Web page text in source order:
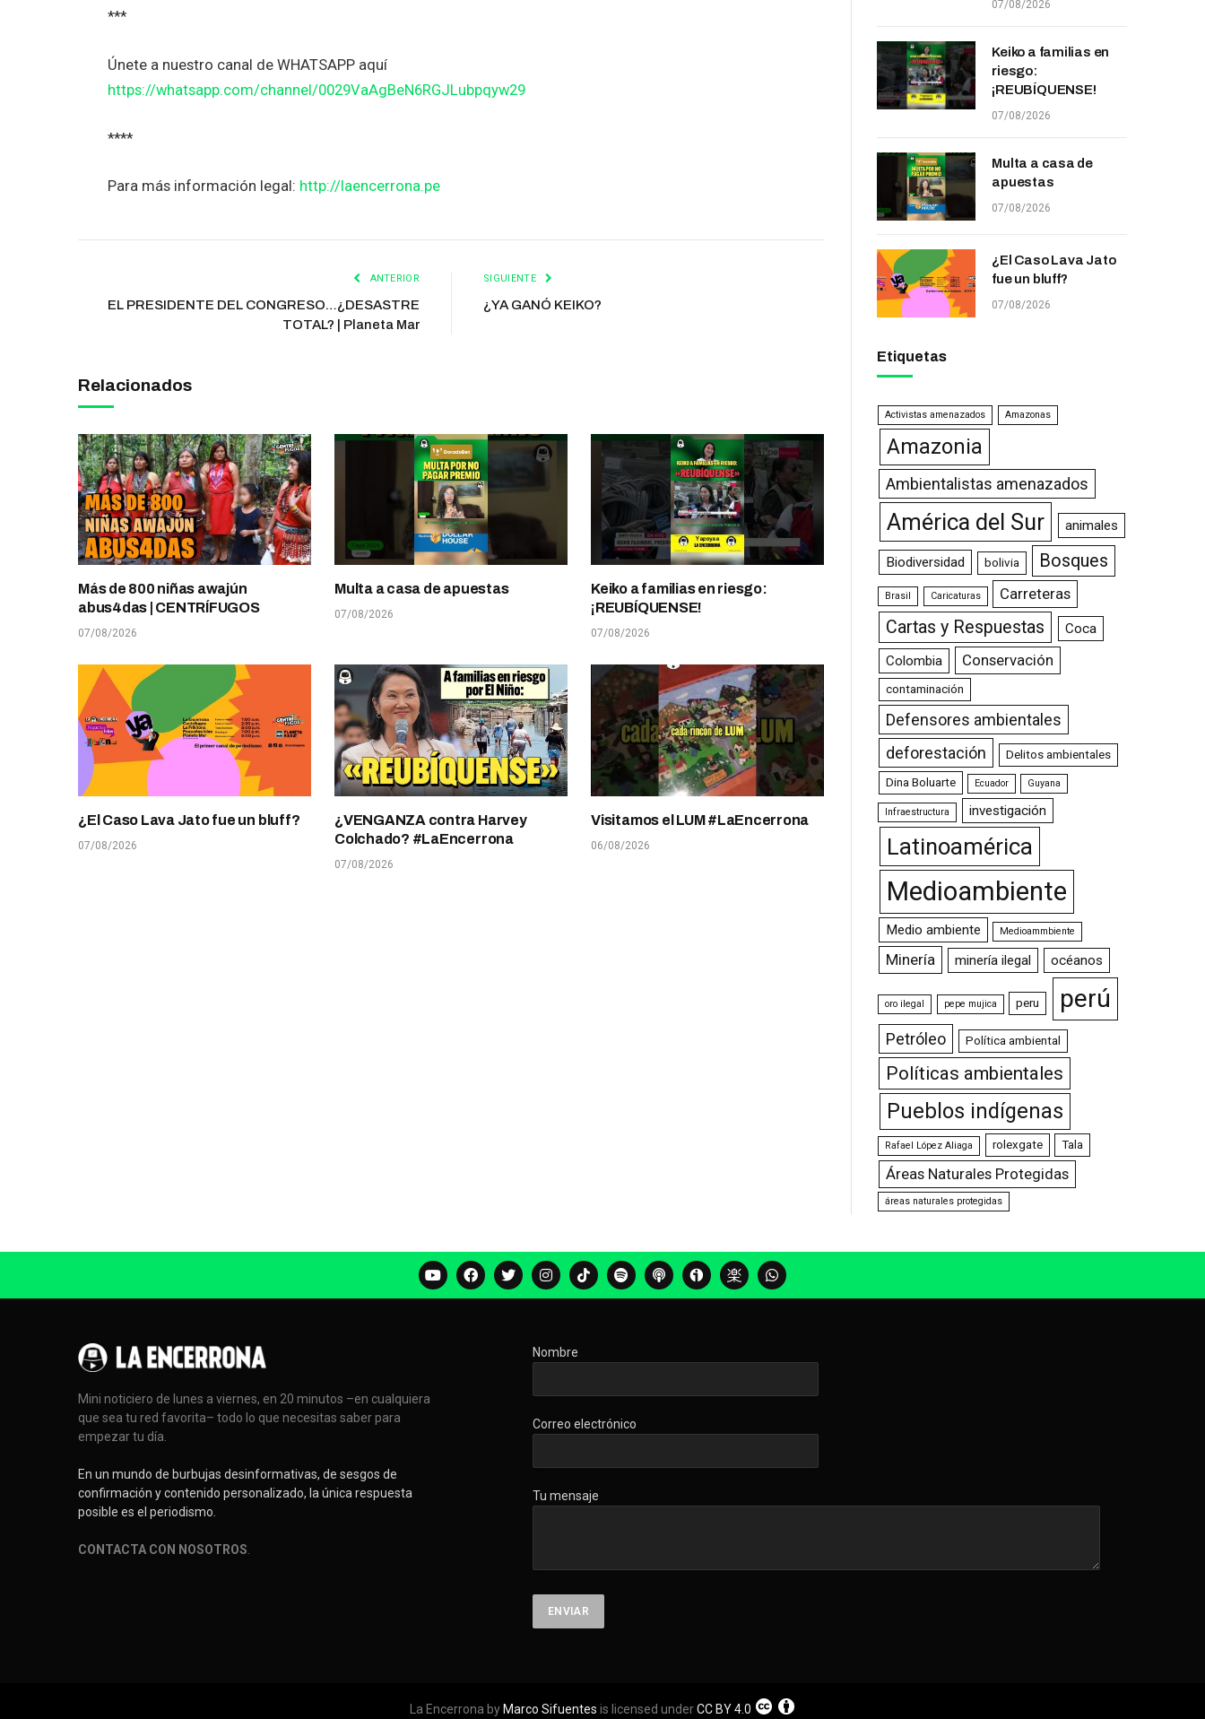
***
Únete a nuestro canal de WHATSAPP aquí
https://whatsapp.com/channel/0029VaAgBeN6RGJLubpqyw29
****
Para más información legal: http://laencerrona.pe
ANTERIOR
EL PRESIDENTE DEL CONGRESO…¿DESASTRE
TOTAL? | Planeta Mar
SIGUIENTE
¿YA GANÓ KEIKO?
Relacionados
Más de 800 niñas awajún
abus4das | CENTRÍFUGOS
07/08/2026
Multa a casa de apuestas
07/08/2026
Keiko a familias en riesgo:
¡REUBÍQUENSE!
07/08/2026
¿El Caso Lava Jato fue un bluff?
07/08/2026
¿VENGANZA contra Harvey
Colchado? #LaEncerrona
07/08/2026
Visitamos el LUM #LaEncerrona
06/08/2026
07/08/2026
Keiko a familias en
riesgo:
¡REUBÍQUENSE!
07/08/2026
Multa a casa de
apuestas
07/08/2026
¿El Caso Lava Jato
fue un bluff?
07/08/2026
Etiquetas
Activistas amenazados Amazonas
Amazonia
Ambientalistas amenazados
América del Sur animales
Biodiversidad bolivia Bosques
Brasil Caricaturas Carreteras
Cartas y Respuestas
Coca
Colombia
Conservación
contaminación
Defensores ambientales
deforestación
Delitos ambientales
Dina Boluarte Ecuador Guyana
Infraestructura investigación
Latinoamérica
Medioambiente
Medio ambiente Medioammbiente
Minería minería ilegal océanos
oro ilegal pepe mujica peru perú
Petróleo Política ambiental
Políticas ambientales
Pueblos indígenas
Rafael López Aliaga rolexgate Tala
Áreas Naturales Protegidas
áreas naturales protegidas
Mini noticiero de lunes a viernes, en 20 minutos –en cualquiera
que sea tu red favorita– todo lo que necesitas saber para
empezar tu día.
En un mundo de burbujas desinformativas, de sesgos de
confirmación y contenido personalizado, la única respuesta
posible es el periodismo.
CONTACTA CON NOSOTROS
Nombre
Correo electrónico
Tu mensaje
La Encerrona by Marco Sifuentes is licensed underCC BY 4.0